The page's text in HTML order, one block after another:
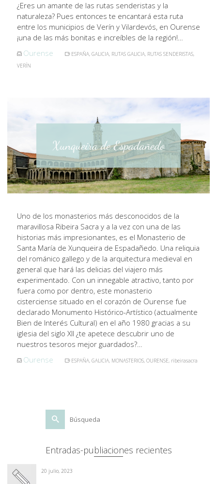
¿Eres un amante de las rutas senderistas y la
naturaleza? Pues entonces te encantará esta ruta
entre los municipios de Verín y Vilardevós, en Ourense
¡una de las más bonitas e increíbles de la región!…
Ourense
ESPAÑA, GALICIA, RUTAS GALICIA, RUTAS SENDERISTAS,
VERÍN
Uno de los monasterios más desconocidos de la
maravillosa Ribeira Sacra y a la vez con una de las
historias más impresionantes, es el Monasterio de
Santa María de Xunqueira de Espadañedo. Una reliquia
del románico gallego y de la arquitectura medieval en
general que hará las delicias del viajero más
experimentado. Con un innegable atractivo, tanto por
fuera como por dentro, este monasterio
cisterciense situado en el corazón de Ourense fue
declarado Monumento Histórico-Artístico (actualmente
Bien de Interés Cultural) en el año 1980 gracias a su
iglesia del siglo XII ¿te apetece descubrir uno de
nuestros tesoros mejor guardados?…
Ourense
ESPAÑA, GALICIA, MONASTERIOS, OURENSE, ribeirasacra
Buscar
por:
Entradas-publiaciones recientes
20 julio, 2023